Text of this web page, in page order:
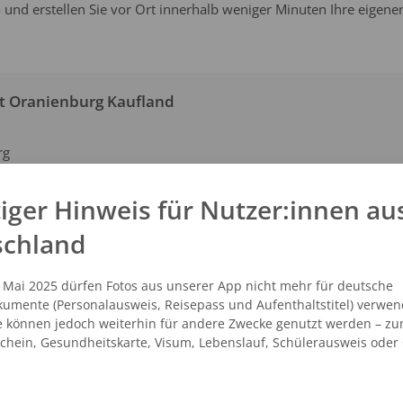
erstellen Sie vor Ort innerhalb weniger Minuten Ihre
Oranienburg Kaufland
AUF DER KARTE ANZEIGEN
Passbilder bestens vertraut und bieten Ihnen mit Abstand
In Oranienburg stehen Ihnen zwei Fotostudios zur Auswahl.
Hinweis für Nutzer:innen
Mai 2025 dürfen Fotos aus unserer App nicht mehr für deutsche
(Personalausweis, Reisepass und Aufenthaltstitel)
können jedoch weiterhin für andere Zwecke genutzt werden –
Gesundheitskarte, Visum, Lebenslauf, Schülerausweis oder